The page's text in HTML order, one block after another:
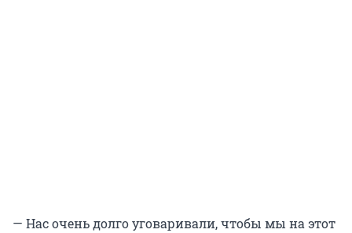
— Нас очень долго уговаривали, чтобы мы на этот